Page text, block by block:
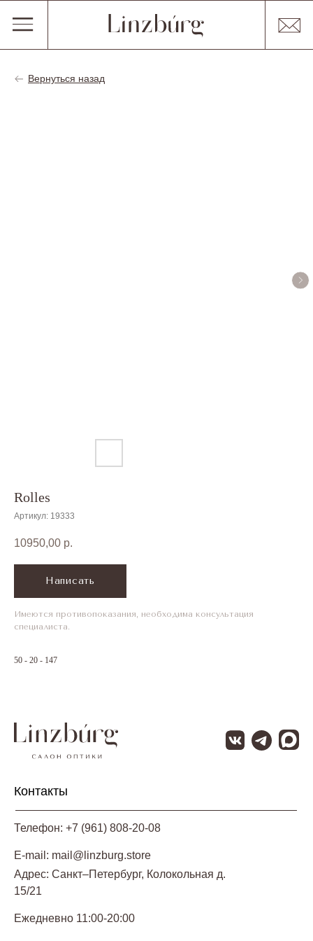
Вернуться назад
Rolles
Артикул: 19333
10950,00 р.
Написать
Имеются противопоказания, необходима консультация
специалиста.
50 - 20 - 147
Контакты
Телефон: +7 (961) 808-20-08
E-mail: mail@linzburg.store
Ежедневно 11:00-20:00
Адрес: Санкт–Петербург, Колокольная д.
15/21